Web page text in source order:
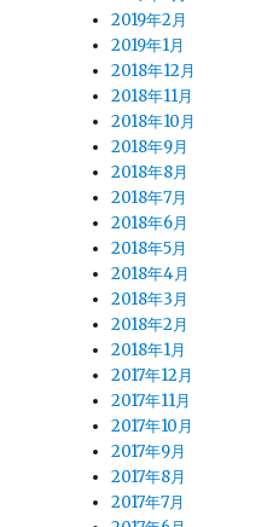
2019年2月
2019年1月
2018年12月
2018年11月
2018年10月
2018年9月
2018年8月
2018年7月
2018年6月
2018年5月
2018年4月
2018年3月
2018年2月
2018年1月
2017年12月
2017年11月
2017年10月
2017年9月
2017年8月
2017年7月